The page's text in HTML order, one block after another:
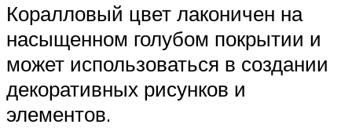
Коралловый цвет лаконичен на
насыщенном голубом покрытии и
может использоваться в создании
декоративных рисунков и
элементов.